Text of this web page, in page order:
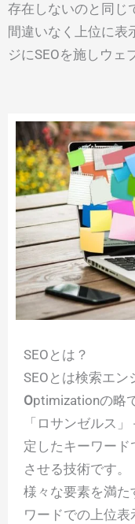
存在しないのと同じ
間違いなく上位に表
ジにSEOを施しウェ
SEOとは？
SEOとは検索エン
Optimizationの略
「ロサンゼルス
定したキーワー
させる技術です。
様々な要素を満
ワードでの上位